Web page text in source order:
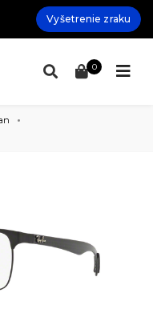
Vyšetrenie zraku
0